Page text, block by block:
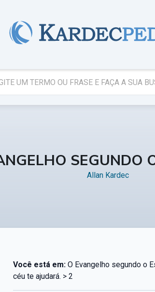
SEGUNDO
Allan Kardec
Você está em:O Evangelho segundo o
céu te ajudará. > 2